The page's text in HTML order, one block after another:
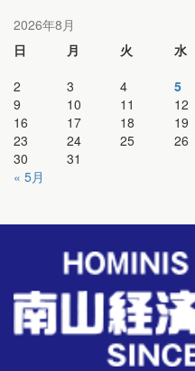
2026年8月
日
月 火 水
2
3 4 5
9
10 11 12
16
17 18 19
23
24 25 26
30
31
« 5月